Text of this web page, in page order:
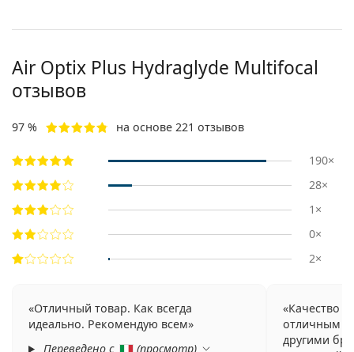
Air Optix Plus Hydraglyde Multifocal
отзывов
97 % на основе 221 отзывов
190×
28×
1×
0×
2×
Отличный товар. Как всегда
идеально. Рекомендую всем
Переведено с
(просмотр)
Качество
отличным
другими